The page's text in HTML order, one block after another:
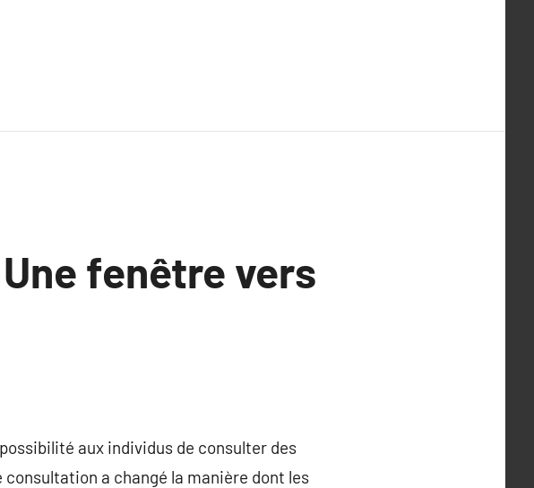
fenêtre vers
aux individus de consulter des
a changé la manière dont les